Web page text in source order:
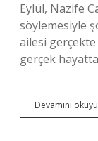
Eylül, Nazife
söylemesiyle
ailesi gerçekte
gerçek
Devamını